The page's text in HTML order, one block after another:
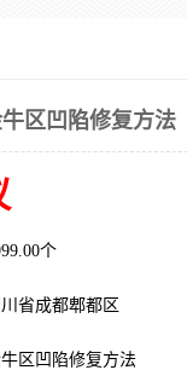
区凹陷修复方法
个
川省成都郫都区
区凹陷修复方法